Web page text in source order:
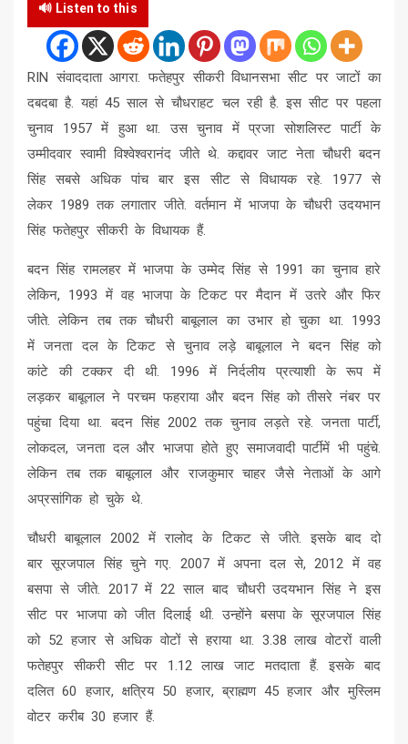
🔊 Listen to this
RIN संवाददाता आगरा. फतेहपुर सीकरी विधानसभा सीट पर जाटों का
दबदबा है. यहां 45 साल से चौधराहट चल रही है. इस सीट पर पहला
चुनाव 1957 में हुआ था. उस चुनाव में प्रजा सोशलिस्‍ट पार्टी के
उम्‍मीदवार स्‍वामी विश्‍वेश्‍वरानंद जीते थे. कद्दावर जाट नेता चौधरी बदन
सिंह सबसे अधिक पांच बार इस सीट से विधायक रहे. 1977 से
लेकर 1989 तक लगातार जीते. वर्तमान में भाजपा के चौधरी उदयभान
सिंह फतेहपुर सीकरी के विधायक हैं.
बदन सिंह रामलहर में भाजपा के उम्‍मेद सिंह से 1991 का चुनाव हारे
लेकिन, 1993 में वह भाजपा के टिकट पर मैदान में उतरे और फिर
जीते. लेकिन तब तक चौधरी बाबूलाल का उभार हो चुका था. 1993
में जनता दल के टिकट से चुनाव लड़े बाबूलाल ने बदन सिंह को
कांटे की टक्‍कर दी थी. 1996 में निर्दलीय प्रत्‍याशी के रूप में
लड़कर बाबूलाल ने परचम फहराया और बदन सिंह को तीसरे नंबर पर
पहुंचा दिया था. बदन सिंह 2002 तक चुनाव लड़ते रहे. जनता पार्टी,
लोकदल, जनता दल और भाजपा होते हुए समाजवादी पार्टीमें भी पहुंचे.
लेकिन तब तक बाबूलाल और राजकुमार चाहर जैसे नेताओं के आगे
अप्रसांगिक हो चुके थे.
चौधरी बाबूलाल 2002 में रालोद के टिकट से जीते. इसके बाद दो
बार सूरजपाल सिंह चुने गए. 2007 में अपना दल से, 2012 में वह
बसपा से जीते. 2017 में 22 साल बाद चौधरी उदयभान सिंह ने इस
सीट पर भाजपा को जीत दिलाई थी. उन्‍होंने बसपा के सूरजपाल सिंह
को 52 हजार से अधिक वोटों से हराया था. 3.38 लाख वोटरों वाली
फतेहपुर सीकरी सीट पर 1.12 लाख जाट मतदाता हैं. इसके बाद
दलित 60 हजार, क्षत्रिय 50 हजार, ब्राह्मण 45 हजार और मुस्‍लिम
वोटर करीब 30 हजार हैं.